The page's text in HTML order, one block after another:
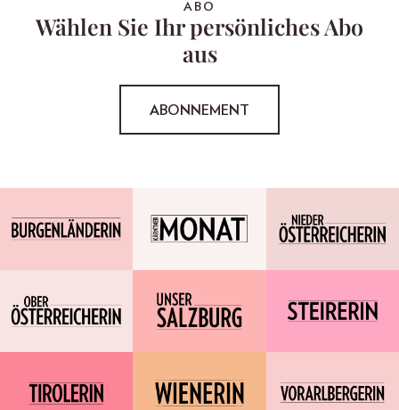
ABO
Wählen Sie Ihr persönliches Abo
aus
ABONNEMENT